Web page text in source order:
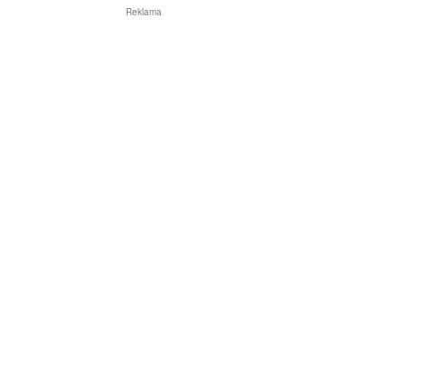
Reklama